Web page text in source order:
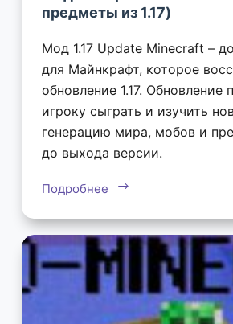
предметы из 1.17)
Мод 1.17 Update Minecraft –
для Майнкрафт, которое
обновление 1.17. Обновление
игроку сыграть и изучить
генерацию мира, мобов и
до выхода версии.
Подробнее